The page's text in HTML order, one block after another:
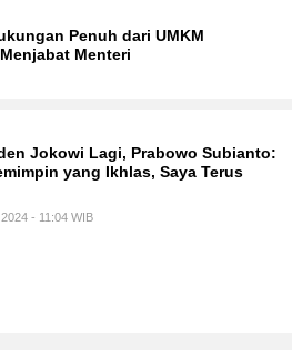
Penuh dari UMKM
Menteri
Jokowi Lagi, Prabowo Subianto:
yang Ikhlas, Saya Terus
- 11:04 WIB